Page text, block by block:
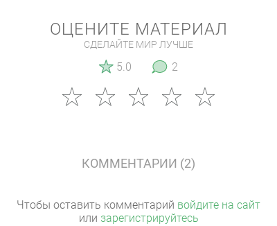
ОЦЕНИТЕ МАТЕРИАЛ
СДЕЛАЙТЕ МИР ЛУЧШЕ
5.0 2
КОММЕНТАРИИ (2)
Чтобы оставить комментарий войдите на сайт
или зарегистрируйтесь